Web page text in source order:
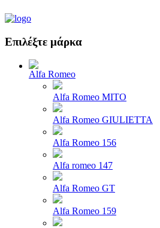
Επιλέξτε μάρκα
Alfa Romeo
Alfa Romeo MITO
Alfa Romeo GIULIETTA
Alfa Romeo 156
Alfa romeo 147
Alfa Romeo GT
Alfa Romeo 159